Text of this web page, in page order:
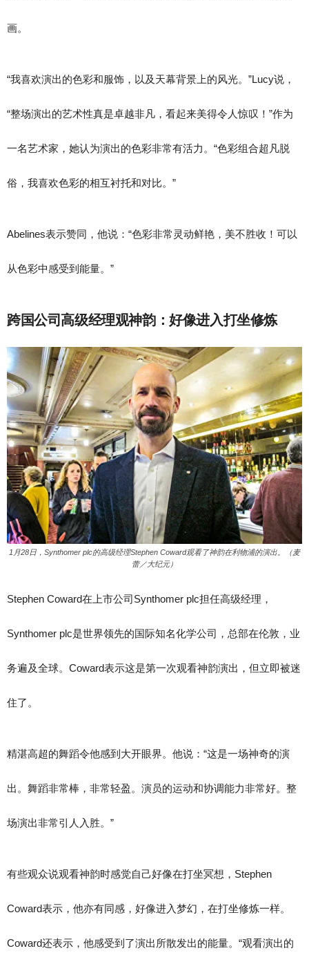
画。
“我喜欢演出的色彩和服饰，以及天幕背景上的风光。”Lucy说，
“整场演出的艺术性真是卓越非凡，看起来美得令人惊叹！”作为
一名艺术家，她认为演出的色彩非常有活力。“色彩组合超凡脱
俗，我喜欢色彩的相互衬托和对比。”
Abelines表示赞同，他说：“色彩非常灵动鲜艳，美不胜收！可以
从色彩中感受到能量。”
跨国公司高级经理观神韵：好像进入打坐修炼
1月28日，Synthomer plc的高级经理Stephen Coward观看了神韵在利物浦的演出。（麦
蕾／大纪元）
Stephen Coward在上市公司Synthomer plc担任高级经理，
Synthomer plc是世界领先的国际知名化学公司，总部在伦敦，业
务遍及全球。Coward表示这是第一次观看神韵演出，但立即被迷
住了。
精湛高超的舞蹈令他感到大开眼界。他说：“这是一场神奇的演
出。舞蹈非常棒，非常轻盈。演员的运动和协调能力非常好。整
场演出非常引人入胜。”
有些观众说观看神韵时感觉自己好像在打坐冥想，Stephen
Coward表示，他亦有同感，好像进入梦幻，在打坐修炼一样。
Coward还表示，他感受到了演出所散发出的能量。“观看演出的